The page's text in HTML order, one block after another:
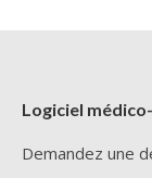
Logiciel
Demandez une